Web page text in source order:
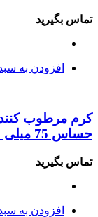
تماس بگیرید
افزودن به
کرم مرطوب
حساس 75 میلی لیتر
تماس بگیرید
افزودن به